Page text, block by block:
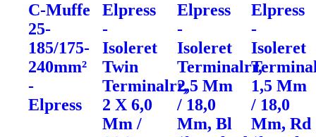
C-Muffe
25-
185/175-
240mm²
-
Elpress
Elpress
-
Isoleret
Twin
Terminalrr,
2 X 6,0
Mm /
Elpress
-
Isoleret
Terminalrr,
2,5 Mm
/ 18,0
Mm, Bl
Elpress
-
Isoleret
1,5 Mm
/ 18,0
Mm, Rd